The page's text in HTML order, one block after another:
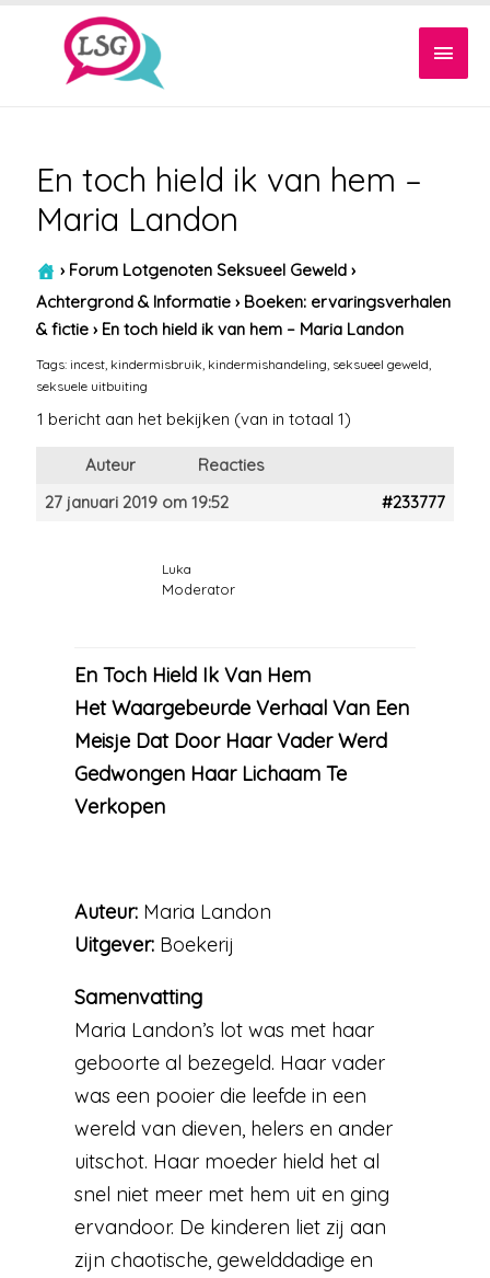
En toch hield ik van hem –
Maria Landon
› Forum Lotgenoten Seksueel Geweld ›
Achtergrond & Informatie › Boeken: ervaringsverhalen
& fictie › En toch hield ik van hem – Maria Landon
Tags:incest kindermisbruik kindermishandeling seksueel geweld
seksuele uitbuiting
1 bericht aan het bekijken (van in totaal 1)
Auteur
Reacties
27 januari 2019 om 19:52
#233777
Luka
Moderator
En Toch Hield Ik Van Hem
Het Waargebeurde Verhaal Van Een
Meisje Dat Door Haar Vader Werd
Gedwongen Haar Lichaam Te
Verkopen
Auteur: Maria Landon
Uitgever: Boekerij
Samenvatting
Maria Landon’s lot was met haar
geboorte al bezegeld. Haar vader
was een pooier die leefde in een
wereld van dieven, helers en ander
uitschot. Haar moeder hield het al
snel niet meer met hem uit en ging
ervandoor. De kinderen liet zij aan
zijn chaotische, gewelddadige en